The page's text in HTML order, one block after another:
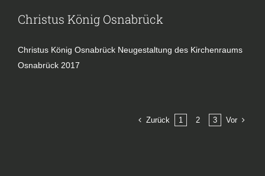
Christus König Osnabrück
Christus König Osnabrück Neugestaltung des Kirchenraums
Osnabrück 2017
Zurück 1 2 3 Vor